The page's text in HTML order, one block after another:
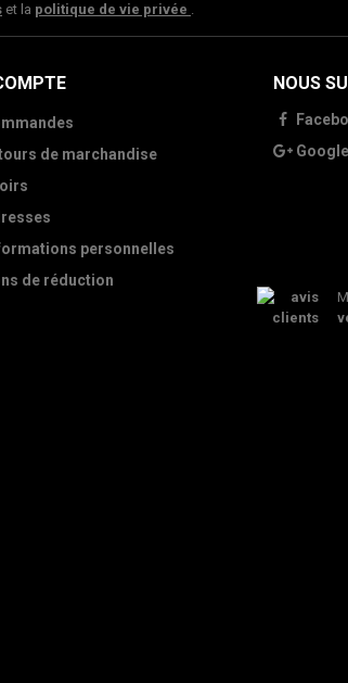
et la politique de vie privée .
de marchandise
personnelles
de réduction
NOUS